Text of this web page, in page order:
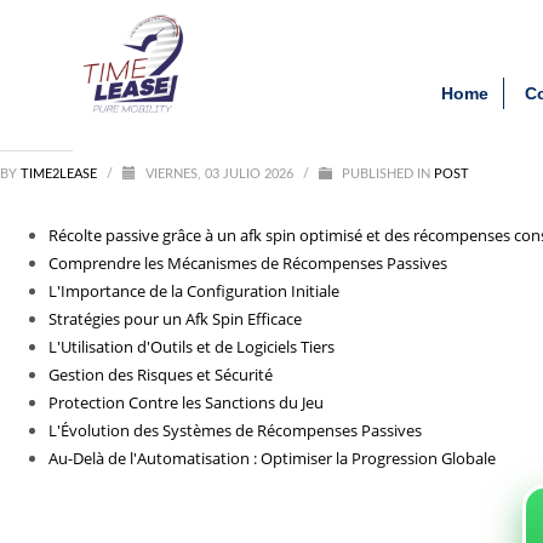
Archivos
agosto 2026
junio 2026
mayo 2026
septiembre 2025
agosto 2025
julio 2025
agosto 2021
Categorías
1_lapapillote08.com_10000
Entertainment
Home
BY TIME2LEASE / VIERNES, 03 JULIO 2026 / PUBLISHED IN POST
Récolte passive grâce à un afk spin optimisé et des récompenses
Comprendre les Mécanismes de Récompenses Passives
L'Importance de la Configuration Initiale
Stratégies pour un Afk Spin Efficace
L'Utilisation d'Outils et de Logiciels Tiers
Gestion des Risques et Sécurité
Protection Contre les Sanctions du Jeu
L'Évolution des Systèmes de Récompenses Passives
Au-Delà de l'Automatisation : Optimiser la Progression Globale